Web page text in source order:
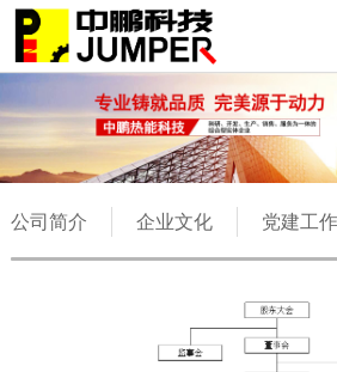
公司简介 企业文化 党建工作